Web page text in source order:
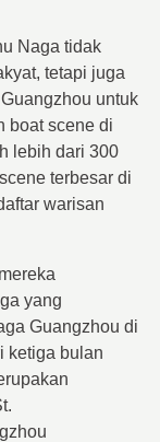
Naga tidak
tetapi juga
untuk
boat scene di
lebih dari 300
terbesar di
warisan
yang
Guangzhou di
ketiga bulan